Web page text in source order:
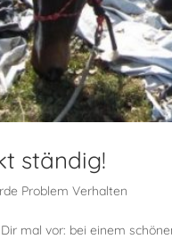
ständig!
Problem Verhalten
mal vor: bei einem